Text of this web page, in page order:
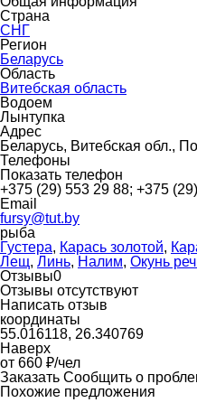
Страна
СНГ
Регион
Беларусь
Область
Витебская область
Водоем
Лынтупка
Адрес
Беларусь, Витебская обл.,
Телефоны
Показать телефон
+375 (29) 553 29 88; +375
Email
fursy@tut.by
рыба
Густера, Карась золотой,
Лещ, Линь, Налим, Окунь
Отзывы0
Отзывы отсутствуют
Написать отзыв
координаты
55.016118, 26.340769
Наверх
от 660 ₽/чел
Заказать Сообщить о
Похожие предложения